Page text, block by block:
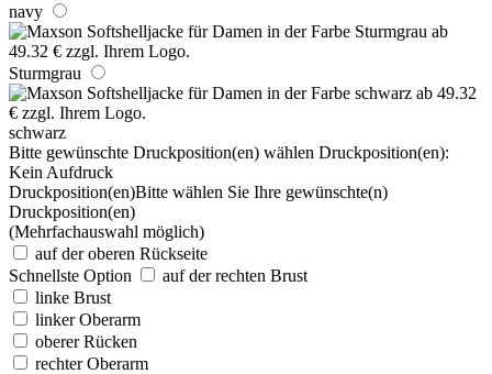
navy
Sturmgrau
schwarz
Bitte gewünschte Druckposition(en) wählen Druckposition(en):
Kein Aufdruck
Druckposition(en)Bitte wählen Sie Ihre gewünschte(n)
Druckposition(en)
(Mehrfachauswahl möglich)
auf der oberen Rückseite
Schnellste Option
auf der rechten Brust
linke Brust
linker Oberarm
oberer Rücken
rechter Oberarm